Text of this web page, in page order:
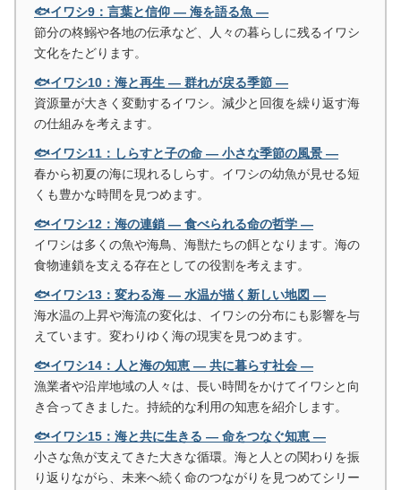
🐟イワシ9：言葉と信仰 ― 海を語る魚 ―
節分の柊鰯や各地の伝承など、人々の暮らしに残るイワシ
文化をたどります。
🐟イワシ10：海と再生 ― 群れが戻る季節 ―
資源量が大きく変動するイワシ。減少と回復を繰り返す海
の仕組みを考えます。
🐟イワシ11：しらすと子の命 ― 小さな季節の風景 ―
春から初夏の海に現れるしらす。イワシの幼魚が見せる短
くも豊かな時間を見つめます。
🐟イワシ12：海の連鎖 ― 食べられる命の哲学 ―
イワシは多くの魚や海鳥、海獣たちの餌となります。海の
食物連鎖を支える存在としての役割を考えます。
🐟イワシ13：変わる海 ― 水温が描く新しい地図 ―
海水温の上昇や海流の変化は、イワシの分布にも影響を与
えています。変わりゆく海の現実を見つめます。
🐟イワシ14：人と海の知恵 ― 共に暮らす社会 ―
漁業者や沿岸地域の人々は、長い時間をかけてイワシと向
き合ってきました。持続的な利用の知恵を紹介します。
🐟イワシ15：海と共に生きる ― 命をつなぐ知恵 ―
小さな魚が支えてきた大きな循環。海と人との関わりを振
り返りながら、未来へ続く命のつながりを見つめてシリー